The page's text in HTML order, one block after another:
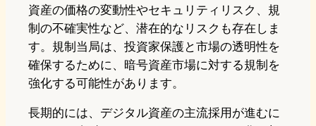
資産の価格の変動性やセキュリティリスク、規
制の不確実性など、潜在的なリスクも存在しま
す。規制当局は、投資家保護と市場の透明性を
確保するために、暗号資産市場に対する規制を
強化する可能性があります。
長期的には、デジタル資産の主流採用が進むに